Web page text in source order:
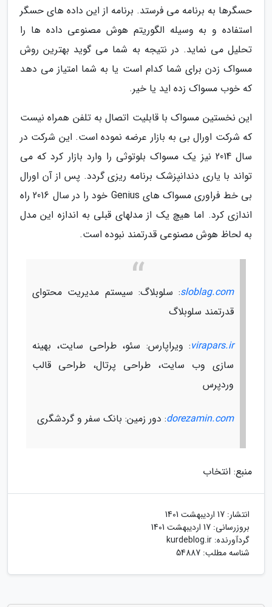
حسگرها به برنامه می فرستد. برنامه از این داده های حسگر
استفاده و به وسیله الگوریتم هوش مصنوعی داده ها را
تحلیل می نماید. در نتیجه به شما می گوید بهترین روش
مسواک زدن برای شما کدام است یا به شما امتیاز می دهد
که خوب مسواک زده اید یا خیر.
این نخستین مسواک با قابلیت اتصال به تلفن همراه نیست
که شرکت اورال بی به بازار عرضه نموده است. این شرکت در
سال 2014 نیز یک مسواک بلوتوثی را وارد بازار کرد که می
تواند با یاری دندانپزشک برنامه ریزی گردد. پس از آن اورال
بی خط فراوری مسواک های Genius خود را در سال 2016 راه
اندازی کرد. اما هیچ یک از مدلهای قبلی به اندازه این مدل
به لحاظ هوش مصنوعی قدرتمند نبوده است.
sloblag.com: سلوبلاگ: سیستم مدیریت محتوای
قدرتمند سلوبلاگ
virapars.ir: ویراپارس: سئو، طراحی سایت، بهینه
سازی وب سایت، طراحی پرتال، طراحی قالب
وردپرس
dorezamin.com: دور زمین: بانک سفر و گردشگری
منبع: انتخاب
انتشار: 17 اردیبهشت 1401
بروزرسانی: 17 اردیبهشت 1401
گردآورنده: kurdeblog.ir
شناسه مطلب: 54887